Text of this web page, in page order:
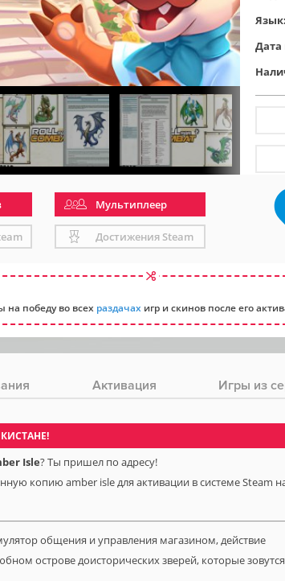
Язык:
Дата
Мультиплеер
Достижения Steam
победу во всех раздачах игр и скинов после его
Активация Игры из
Isle? Ты пришел по адресу!
копию amber isle для активации в системе Steam
общения и управления магазином, действие
острове доисторических зверей, которые зовутся